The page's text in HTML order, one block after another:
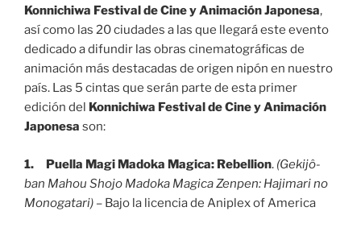
Konnichiwa Festival de Cine y Animación Japonesa,
así como las 20 ciudades a las que llegará este evento
dedicado a difundir las obras cinematográficas de
animación más destacadas de origen nipón en nuestro
país. Las 5 cintas que serán parte de esta primer
edición del Konnichiwa Festival de Cine y Animación
Japonesa son:
1. Puella Magi Madoka Magica: Rebellion. (Gekijô-
ban Mahou Shojo Madoka Magica Zenpen: Hajimari no
Monogatari) – Bajo la licencia de Aniplex of America